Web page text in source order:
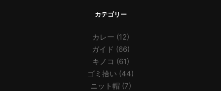
カテゴリー
カレー (12)
ガイド (66)
キノコ (61)
ゴミ拾い (44)
ニット帽 (7)